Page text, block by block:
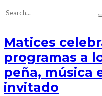
Matices
programas a
peña, música
invitado